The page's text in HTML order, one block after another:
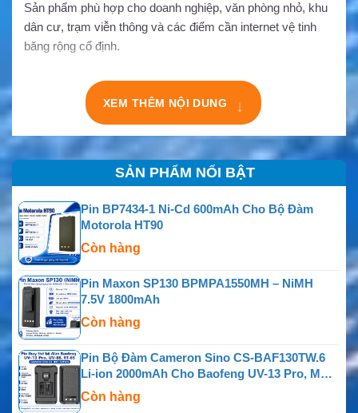
Sản phẩm phù hợp cho doanh nghiệp, văn phòng nhỏ, khu
dân cư, trạm viễn thông và các điểm cần internet vệ tinh
băng rộng cố định.
XEM THÊM NỘI DUNG ↓
SẢN PHẨM NỔI BẬT
Pin BP7434-1 Ni-Cd 600mAh Cho Bộ Đàm
Motorola HT90
Còn hàng
Pin Maxon SP130 BPMPA1550MH – NiMH
7.5V 1800mAh
Còn hàng
Pin Bộ Đàm Cameron Sino CS-BAF130TW.6
Li-ion 2000mAh Cho Baofeng UV-13 Pro, MU-5
MURS, UV-88, RT-85, GM-15 Pro, TP-8 Plus Và
P15UV
Còn hàng